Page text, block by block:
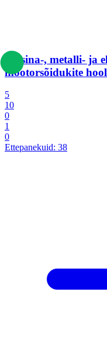
Masina-, metalli- ja
mootorsõidukite
5
10
0
1
0
Ettepanekuid: 38